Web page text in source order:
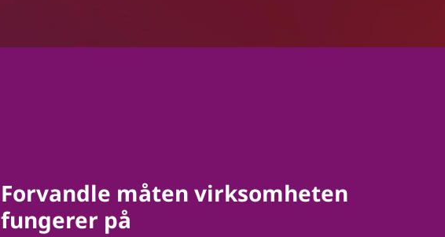
Forvandle måten virksomheten
fungerer på